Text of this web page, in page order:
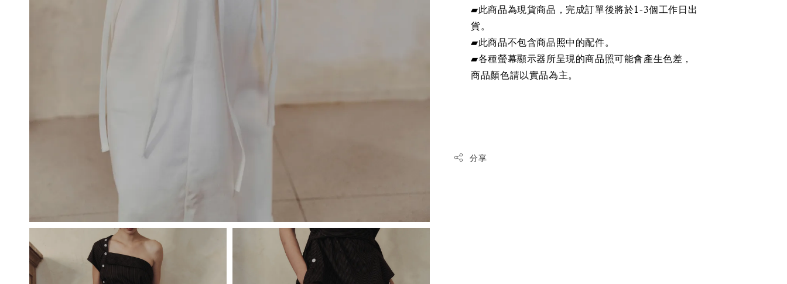
▰此商品為現貨商品，完成訂單後將於1-3個工作日出
貨。
▰此商品不包含商品照中的配件。
▰各種螢幕顯示器所呈現的商品照可能會產生色差，
商品顏色請以實品為主。
分享